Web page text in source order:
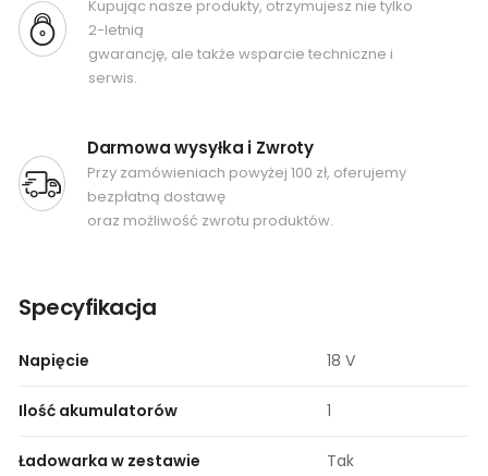
Kupując nasze produkty, otrzymujesz nie tylko
2-letnią
gwarancję, ale także wsparcie techniczne i
serwis.
Darmowa wysyłka i Zwroty
Przy zamówieniach powyżej 100 zł, oferujemy
bezpłatną dostawę
oraz możliwość zwrotu produktów.
Specyfikacja
Napięcie 18 V
Ilość akumulatorów 1
Ładowarka w zestawie Tak